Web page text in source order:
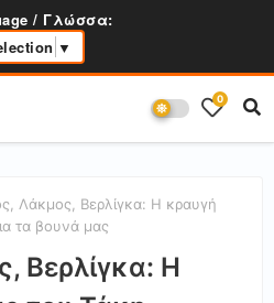
/ Γλώσσα:
▼
0
Λάκμος, Βερλίγκα: Η κραυγή
τα βουνά μας
Βερλίγκα: Η